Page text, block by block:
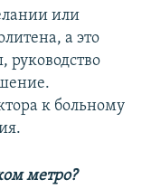
или
а это
руководство
к больному
метро?